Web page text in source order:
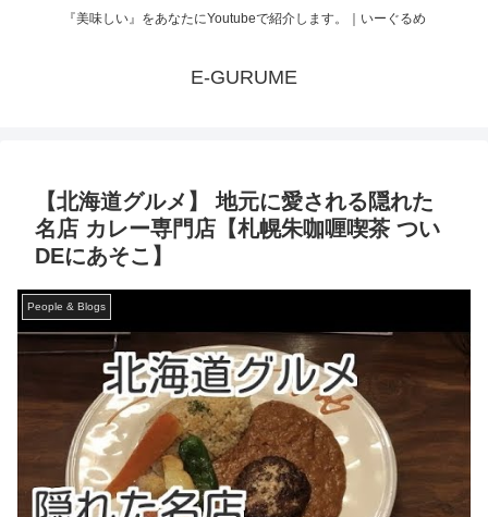
『美味しい』をあなたにYoutubeで紹介します。｜いーぐるめ
E-GURUME
【北海道グルメ】 地元に愛される隠れた
名店 カレー専門店【札幌朱咖喱喫茶 つい
DEにあそこ】
People & Blogs